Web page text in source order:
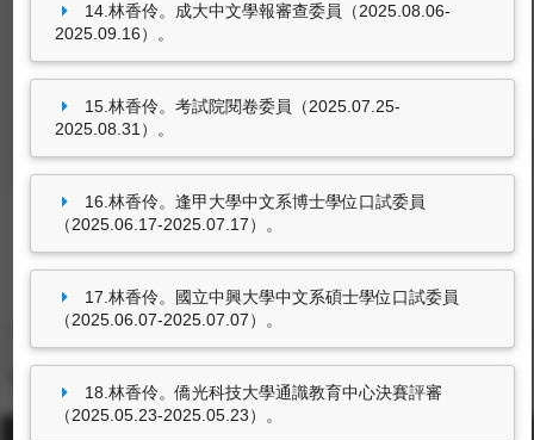
個人資料 教學授課 研究計畫 學術著作
獲獎
產學互動
擔任產官學相關職位
參訪活動 獲報章雜誌報導事項
4筆資料 more...
林香伶。帶領學生進入相關產業，認識職場環境
2014.03.28-2014.03.28）。
獲報章雜誌報導事項
尚無資料
14.林香伶。成大中文學報審查委員（2025.08.06-
2025.09.16）。
15.林香伶。考試院閱卷委員（2025.07.25-
2025.08.31）。
16.林香伶。逢甲大學中文系博士學位口試委員
（2025.06.17-2025.07.17）。
17.林香伶。國立中興大學中文系碩士學位口試委員
（2025.06.07-2025.07.07）。
18.林香伶。僑光科技大學通識教育中心決賽評審
（2025.05.23-2025.05.23）。